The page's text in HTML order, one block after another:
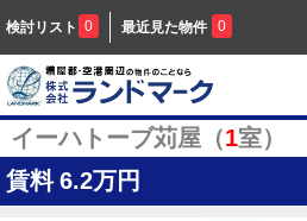
検討リスト 0 最近見た物件 0
イーハトーブ苅屋（1室）
賃料 6.2万円